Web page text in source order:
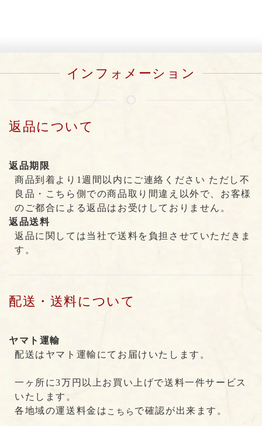
インフォメーション
返品について
返品期限
商品到着より1週間以内にご連絡ください ただし不
良品・こちら側での商品取り間違え以外で、お客様
のご都合による返品はお受けしておりません。
返品送料
返品に関しては当社で送料を負担させていただきま
す。
配送・送料について
ヤマト運輸
配送はヤマト運輸にてお届けいたします。
一ヶ所に3万円以上お買い上げで送料一件サービス
いたします。
各地域の運送料金は こちら で確認が出来ます。